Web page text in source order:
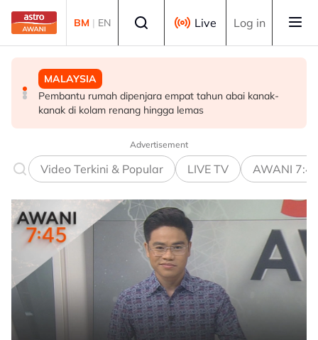
Skip to main content
BM | EN Live Log in
MALAYSIA
Pembantu rumah dipenjara empat tahun abai kanak-
kanak di kolam renang hingga lemas
POLITIK
RCI Tabung Haji: 'Jika tidak boleh sanggah fakta, jangan
main sentimen rakyat' - AMK
POLITIK
Exco Negeri Sembilan: Risiko kemungkinan wujud 'dua
pusat pengaruh' - Mujibu
Advertisement
Video Terkini & Popular LIVE TV AWANI